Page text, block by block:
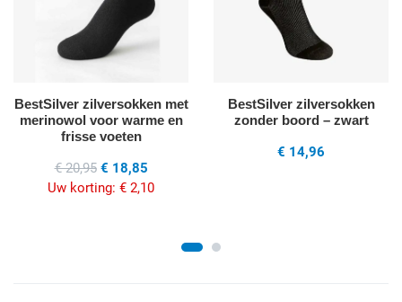
BestSilver zilversokken met
merinowol voor warme en
frisse voeten
€ 20,95 € 18,85
Uw korting: € 2,10
BestSilver zilversokken
zonder boord – zwart
€ 14,96